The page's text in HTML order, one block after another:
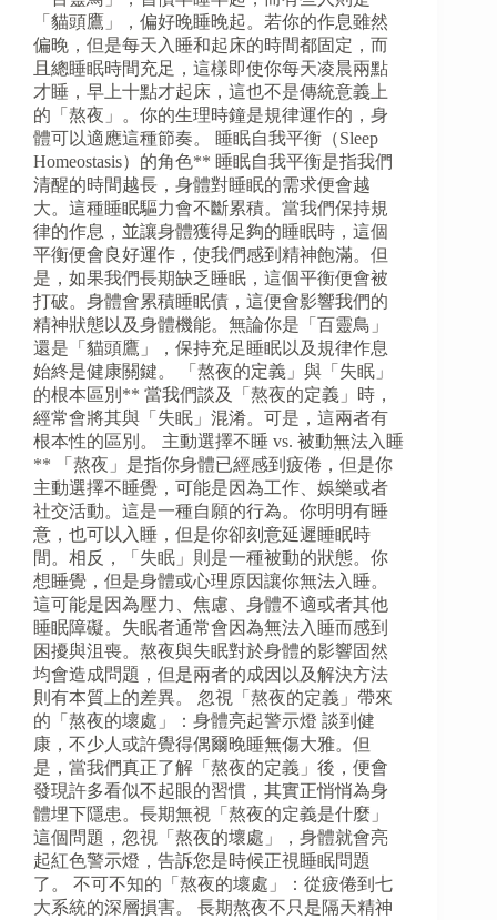
「貓頭鷹」，偏好晚睡晚起。若你的作息雖然
偏晚，但是每天入睡和起床的時間都固定，而
且總睡眠時間充足，這樣即使你每天凌晨兩點
才睡，早上十點才起床，這也不是傳統意義上
的「熬夜」。你的生理時鐘是規律運作的，身
體可以適應這種節奏。 睡眠自我平衡（Sleep
Homeostasis）的角色** 睡眠自我平衡是指我們
清醒的時間越長，身體對睡眠的需求便會越
大。這種睡眠驅力會不斷累積。當我們保持規
律的作息，並讓身體獲得足夠的睡眠時，這個
平衡便會良好運作，使我們感到精神飽滿。但
是，如果我們長期缺乏睡眠，這個平衡便會被
打破。身體會累積睡眠債，這便會影響我們的
精神狀態以及身體機能。無論你是「百靈鳥」
還是「貓頭鷹」，保持充足睡眠以及規律作息
始終是健康關鍵。 「熬夜的定義」與「失眠」
的根本區別** 當我們談及「熬夜的定義」時，
經常會將其與「失眠」混淆。可是，這兩者有
根本性的區別。 主動選擇不睡 vs. 被動無法入睡
** 「熬夜」是指你身體已經感到疲倦，但是你
主動選擇不睡覺，可能是因為工作、娛樂或者
社交活動。這是一種自願的行為。你明明有睡
意，也可以入睡，但是你卻刻意延遲睡眠時
間。相反，「失眠」則是一種被動的狀態。你
想睡覺，但是身體或心理原因讓你無法入睡。
這可能是因為壓力、焦慮、身體不適或者其他
睡眠障礙。失眠者通常會因為無法入睡而感到
困擾與沮喪。熬夜與失眠對於身體的影響固然
均會造成問題，但是兩者的成因以及解決方法
則有本質上的差異。 忽視「熬夜的定義」帶來
的「熬夜的壞處」：身體亮起警示燈 談到健
康，不少人或許覺得偶爾晚睡無傷大雅。但
是，當我們真正了解「熬夜的定義」後，便會
發現許多看似不起眼的習慣，其實正悄悄為身
體埋下隱患。長期無視「熬夜的定義是什麼」
這個問題，忽視「熬夜的壞處」，身體就會亮
起紅色警示燈，告訴您是時候正視睡眠問題
了。 不可不知的「熬夜的壞處」：從疲倦到七
大系統的深層損害。 長期熬夜不只是隔天精神